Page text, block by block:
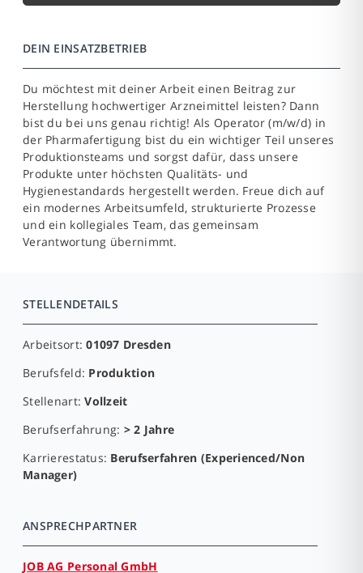
DEIN EINSATZBETRIEB
Du möchtest mit deiner Arbeit einen Beitrag zur
Herstellung hochwertiger Arzneimittel leisten? Dann
bist du bei uns genau richtig! Als Operator (m/w/d) in
der Pharmafertigung bist du ein wichtiger Teil unseres
Produktionsteams und sorgst dafür, dass unsere
Produkte unter höchsten Qualitäts- und
Hygienestandards hergestellt werden. Freue dich auf
ein modernes Arbeitsumfeld, strukturierte Prozesse
und ein kollegiales Team, das gemeinsam
Verantwortung übernimmt.
STELLENDETAILS
Arbeitsort:01097 Dresden
Berufsfeld: Produktion
Stellenart:Vollzeit
Berufserfahrung: > 2 Jahre
Karrierestatus: Berufserfahren (Experienced/Non
Manager)
ANSPRECHPARTNER
JOB AG Personal GmbH